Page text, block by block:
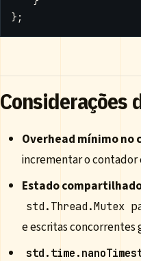
};
Considerações
Overhead mínimo no
incrementar o contador
Estado
std.Thread.Mutex
e escritas